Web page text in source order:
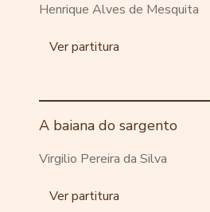
Henrique Alves de Mesquita
Ver partitura
A baiana do sargento
Virgilio Pereira da Silva
Ver partitura